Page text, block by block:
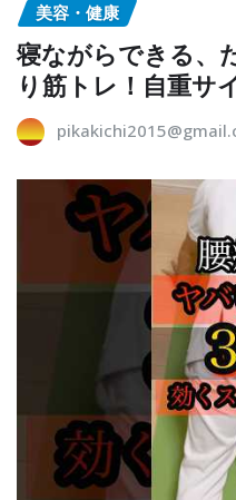
美容・健康
寝ながらできる、
り筋トレ！自重サ